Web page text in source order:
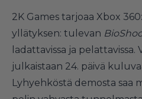
2K Games tarjoaa Xbox
yllätyksen: tulevan
ladattavissa ja pelattavissa.
julkaistaan 24. päivä
Lyhyehköstä demosta saa